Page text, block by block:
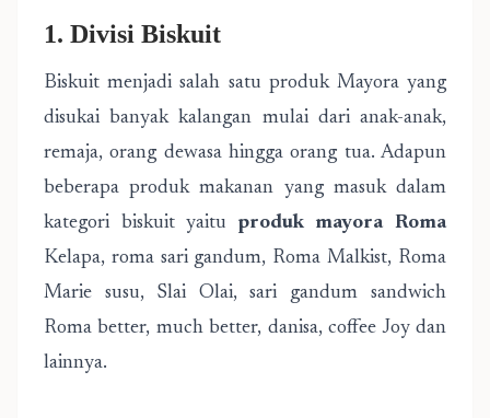
1. Divisi Biskuit
Biskuit menjadi salah satu produk Mayora yang
disukai banyak kalangan mulai dari anak-anak,
remaja, orang dewasa hingga orang tua. Adapun
beberapa produk makanan yang masuk dalam
kategori biskuit yaitu produk mayora Roma
Kelapa, roma sari gandum, Roma Malkist, Roma
Marie susu, Slai Olai, sari gandum sandwich
Roma better, much better, danisa, coffee Joy dan
lainnya.